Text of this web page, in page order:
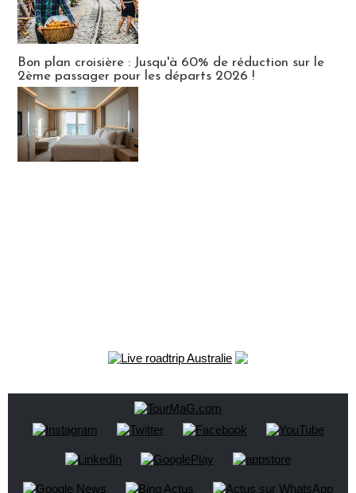
Bon plan croisière : Jusqu'à 60% de réduction sur le
2ème passager pour les départs 2026 !